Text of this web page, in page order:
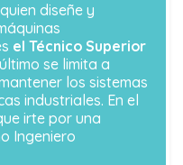
diseñe y
el Técnico Superior
se limita a
los sistemas
industriales. En el
irte por una
Ingeniero